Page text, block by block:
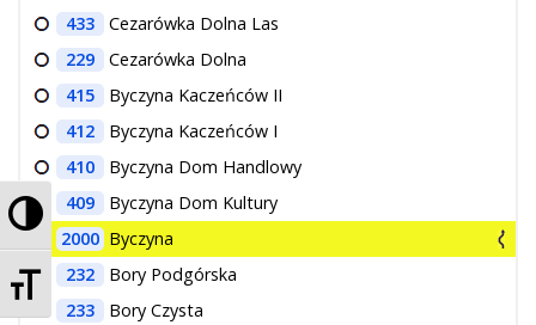
Przełącz wysoki kontrast
Zmień rozmiar czcionek
433
Cezarówka Dolna Las
229
Cezarówka Dolna
415
Byczyna Kaczeńców II
412
Byczyna Kaczeńców I
410
Byczyna Dom Handlowy
409
Byczyna Dom Kultury
2000 Byczyna
232
Bory Podgórska
233
Bory Czysta